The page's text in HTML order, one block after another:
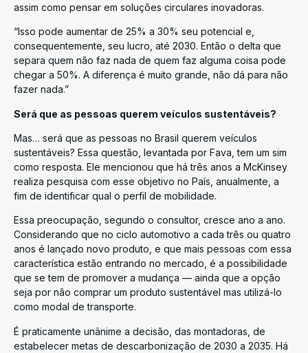
assim como pensar em soluções circulares inovadoras.
“Isso pode aumentar de 25% a 30% seu potencial e,
consequentemente, seu lucro, até 2030. Então o delta que
separa quem não faz nada de quem faz alguma coisa pode
chegar a 50%. A diferença é muito grande, não dá para não
fazer nada.”
Será que as pessoas querem veículos sustentáveis?
Mas… será que as pessoas no Brasil querem veículos
sustentáveis? Essa questão, levantada por Fava, tem um sim
como resposta. Ele mencionou que há três anos a McKinsey
realiza pesquisa com esse objetivo no País, anualmente, a
fim de identificar qual o perfil de mobilidade.
Essa preocupação, segundo o consultor, cresce ano a ano.
Considerando que no ciclo automotivo a cada três ou quatro
anos é lançado novo produto, e que mais pessoas com essa
característica estão entrando no mercado, é a possibilidade
que se tem de promover a mudança — ainda que a opção
seja por não comprar um produto sustentável mas utilizá-lo
como modal de transporte.
É praticamente unânime a decisão, das montadoras, de
estabelecer metas de descarbonização de 2030 a 2035. Há